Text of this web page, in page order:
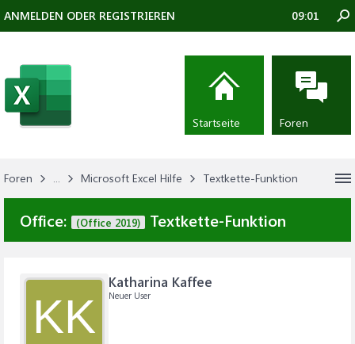
Foren ... Microsoft Excel Hilfe Textkette-Funktion
Office: (Office 2019) Textkette-Funktion
KK
Katharina Kaffee
Neuer User
ANMELDEN ODER REGISTRIEREN 09:01
Startseite Foren